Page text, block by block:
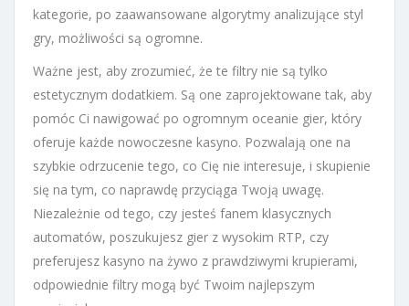
kategorie, po zaawansowane algorytmy analizujące styl
gry, możliwości są ogromne.
Ważne jest, aby zrozumieć, że te filtry nie są tylko
estetycznym dodatkiem. Są one zaprojektowane tak, aby
pomóc Ci nawigować po ogromnym oceanie gier, który
oferuje każde nowoczesne kasyno. Pozwalają one na
szybkie odrzucenie tego, co Cię nie interesuje, i skupienie
się na tym, co naprawdę przyciąga Twoją uwagę.
Niezależnie od tego, czy jesteś fanem klasycznych
automatów, poszukujesz gier z wysokim RTP, czy
preferujesz kasyno na żywo z prawdziwymi krupierami,
odpowiednie filtry mogą być Twoim najlepszym